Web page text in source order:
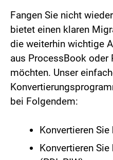
Fangen Sie nicht
bietet einen klaren
die weiterhin wichtige
aus ProcessBook oder
möchten. Unser
bei Folgendem:
Konvertieren Sie
Konvertieren Sie